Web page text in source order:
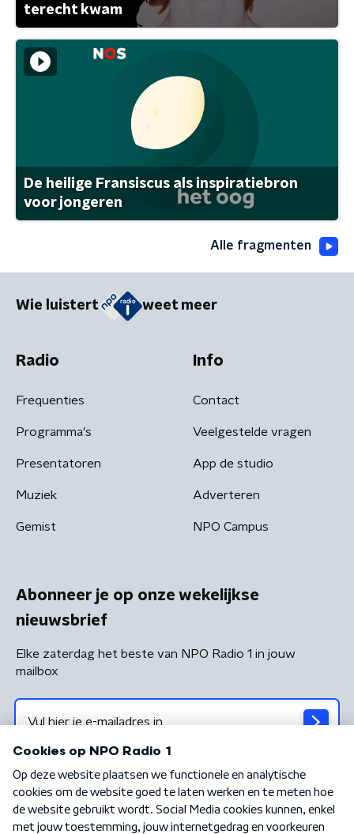
terecht kwam
De heilige Fransiscus als inspiratiebron
voor jongeren
Alle fragmenten
Wie luistert weet meer
Radio
Frequenties
Programma's
Presentatoren
Muziek
Gemist
Info
Contact
Veelgestelde vragen
App de studio
Adverteren
NPO Campus
Abonneer je op onze wekelijkse
nieuwsbrief
Elke zaterdag het beste van NPO Radio 1 in jouw
mailbox
Algemene voorwaarden